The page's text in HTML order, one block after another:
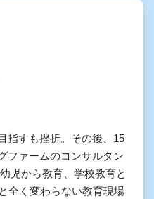
指すも挫折。その後、15
ファームのコンサルタン
児から教育、学校教育と
全く変わらない教育現場